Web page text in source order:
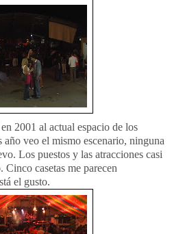
2001 al actual espacio de los
año veo el mismo escenario, ninguna
Los puestos y las atracciones casi
Cinco casetas me parecen
el gusto.